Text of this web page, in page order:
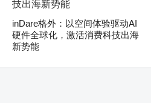
inDare格外：以空间体验驱动AI
硬件全球化，激活消费科技出海
新势能